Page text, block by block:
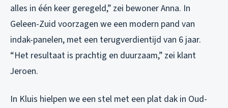
alles in één keer geregeld,” zei bewoner Anna. In
Geleen-Zuid voorzagen we een modern pand van
indak-panelen, met een terugverdientijd van 6 jaar.
“Het resultaat is prachtig en duurzaam,” zei klant
Jeroen.
In Kluis hielpen we een stel met een plat dak in Oud-